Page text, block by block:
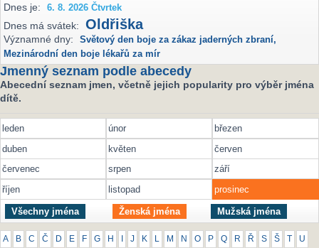
Dnes je:
6. 8. 2026 Čtvrtek
Dnes má svátek: Oldřiška
Významné dny: Světový den boje za zákaz jaderných zbraní,
Mezinárodní den boje lékařů za mír
Jmenný seznam podle abecedy
Abecední seznam jmen, včetně jejich popularity pro výběr jména
dítě.
leden únor
březen
duben
květen
červen
červenec
srpen
září
říjen
listopad prosinec
Všechny jména Ženská jména Mužská jména
A B C Č D E F G H J K M N O P Q R Ř S Š U